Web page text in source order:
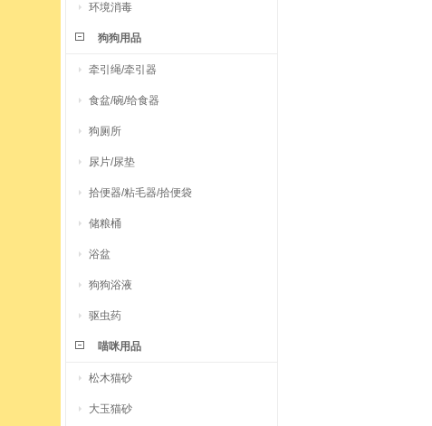
环境消毒
狗狗用品
牵引绳/牵引器
食盆/碗/给食器
狗厕所
尿片/尿垫
拾便器/粘毛器/拾便袋
储粮桶
浴盆
狗狗浴液
驱虫药
喵咪用品
松木猫砂
大玉猫砂